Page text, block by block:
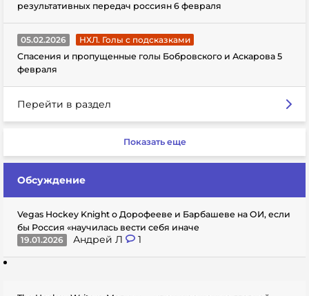
результативных передач россиян 6 февраля
05.02.2026
НХЛ. Голы с подсказками
Спасения и пропущенные голы Бобровского и Аскарова 5
февраля
Перейти в раздел
Показать еще
Обсуждение
Vegas Hockey Knight о Дорофееве и Барбашеве на ОИ, если
бы Россия «научилась вести себя иначе
19.01.2026
Андрей Л 1